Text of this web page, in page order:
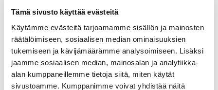
Tämä sivusto käyttää evästeitä
Käytämme evästeitä tarjoamamme sisällön ja mainosten
räätälöimiseen, sosiaalisen median ominaisuuksien
tukemiseen ja kävijämäärämme analysoimiseen. Lisäksi
jaamme sosiaalisen median, mainosalan ja analytiikka-
alan kumppaneillemme tietoja siitä, miten käytät
sivustoamme. Kumppanimme voivat yhdistää näitä
Oletko käyttöönotossa SAP ja tarvitset luotettavan
kumppanin laajan kokemuksen ja näytön kanssa?
SAP-asiantuntijamme tarjoavat vertaansa vailla
olevaa osaamista eri teollisuudenaloilla. Teemme
tiivistä yhteistyötä kanssasi varmistaaksemme
huolellisen huomion yksityiskohtiin suunnittelusta
toteutukseen.